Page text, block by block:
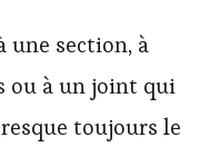
une section, à
ou à un joint qui
toujours le